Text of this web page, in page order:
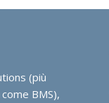
(più
BMS),